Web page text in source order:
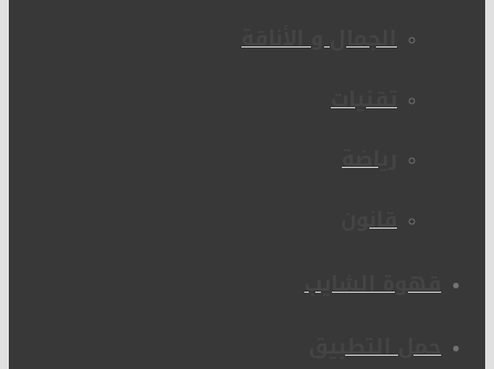
الجمال و الأناقة
تقنيات
رياضة
قانون
قهوة الشايب
حمل التطبيق